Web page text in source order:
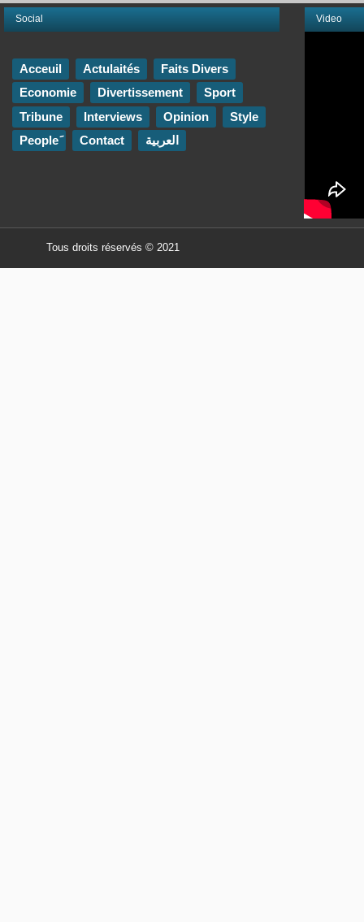
Video
Social
Acceuil Actulaités
Faits Divers
Economie
Divertissement
Sport
Tribune
Interviews Opinion
Style
Contact العربية
Tous droits réservés © 2021